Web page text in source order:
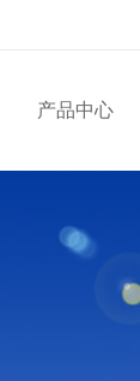
产品中心